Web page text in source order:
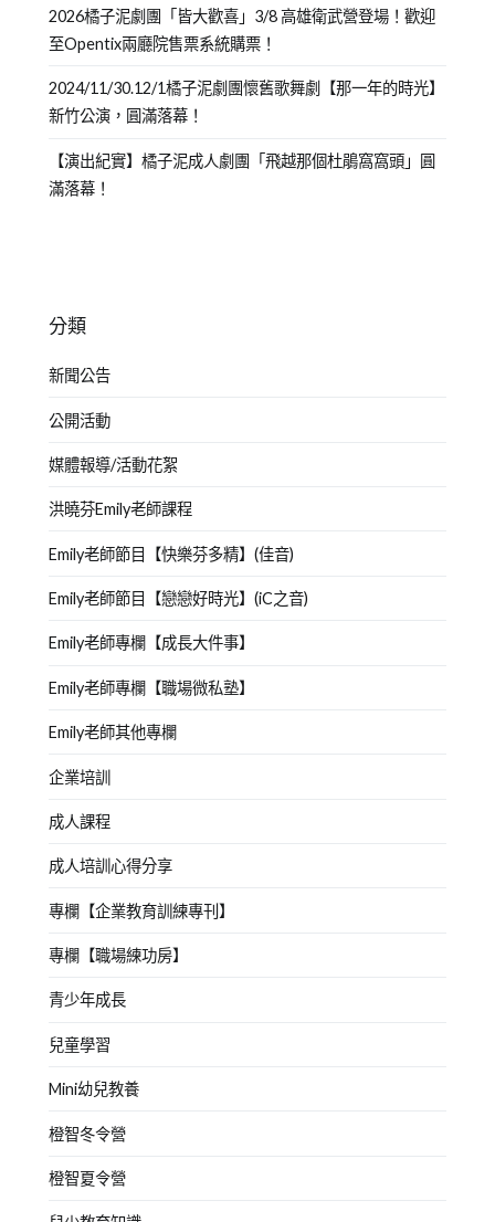
2026橘子泥劇團「皆大歡喜」3/8 高雄衛武營登場！歡迎
至Opentix兩廳院售票系統購票！
2024/11/30.12/1橘子泥劇團懷舊歌舞劇【那一年的時光】
新竹公演，圓滿落幕！
【演出紀實】橘子泥成人劇團「飛越那個杜鵑窩窩頭」圓
滿落幕！
分類
新聞公告
公開活動
媒體報導/活動花絮
洪曉芬Emily老師課程
Emily老師節目【快樂芬多精】(佳音)
Emily老師節目【戀戀好時光】(iC之音)
Emily老師專欄【成長大件事】
Emily老師專欄【職場微私塾】
Emily老師其他專欄
企業培訓
成人課程
成人培訓心得分享
專欄【企業教育訓練專刊】
專欄【職場練功房】
青少年成長
兒童學習
Mini幼兒教養
橙智冬令營
橙智夏令營